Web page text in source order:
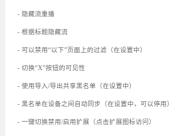
- 隐藏流重播
- 根据标题隐藏流
- 可以禁用“以下”页面上的过滤（在设置中）
- 切换“X”按钮的可见性
- 使用导入/导出共享黑名单（在设置中）
- 黑名单在设备之间自动同步（在设置中，可以停用）
- 一键切换禁用/启用扩展（点击扩展图标访问）